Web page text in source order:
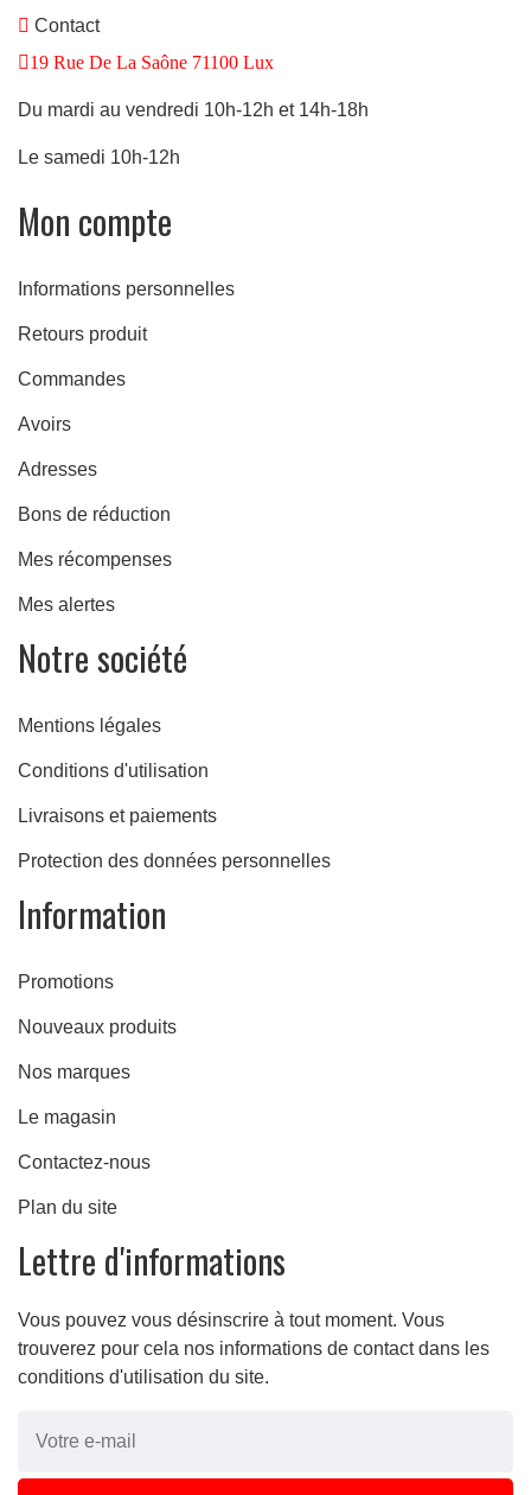
Contact
19 Rue De La Saône 71100 Lux
Du mardi au vendredi 10h-12h et 14h-18h
Le samedi 10h-12h
Mon compte
Informations personnelles
Retours produit
Commandes
Avoirs
Adresses
Bons de réduction
Mes récompenses
Mes alertes
Notre société
Mentions légales
Conditions d'utilisation
Livraisons et paiements
Protection des données personnelles
Information
Promotions
Nouveaux produits
Nos marques
Le magasin
Contactez-nous
Plan du site
Lettre d'informations
Vous pouvez vous désinscrire à tout moment. Vous
trouverez pour cela nos informations de contact dans les
conditions d'utilisation du site.